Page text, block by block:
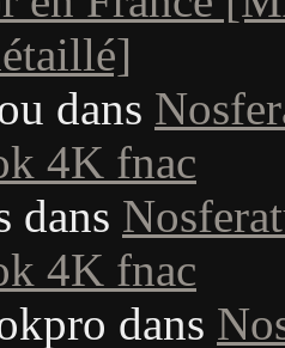
dans
4K fnac
dans
4K fnac
dans